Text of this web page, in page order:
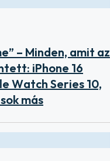
– Minden, amit az
iPhone 16
Watch Series 10,
más